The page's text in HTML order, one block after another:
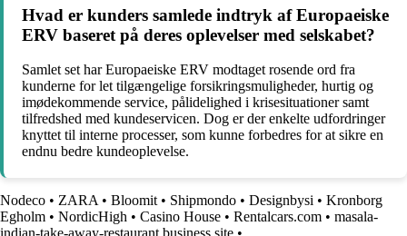
Hvad er kunders samlede indtryk af Europaeiske
ERV baseret på deres oplevelser med selskabet?
Samlet set har Europaeiske ERV modtaget rosende ord fra
kunderne for let tilgængelige forsikringsmuligheder, hurtig og
imødekommende service, pålidelighed i krisesituationer samt
tilfredshed med kundeservicen. Dog er der enkelte udfordringer
knyttet til interne processer, som kunne forbedres for at sikre en
endnu bedre kundeoplevelse.
Nodeco • ZARA • Bloomit • Shipmondo • Designbysi • Kronborg
Egholm • NordicHigh • Casino House • Rentalcars.com • masala-